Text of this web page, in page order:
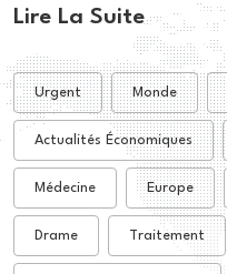
Lire La Suite
Urgent Monde
Actualités Économiques
Médecine Europe
Drame Traitement